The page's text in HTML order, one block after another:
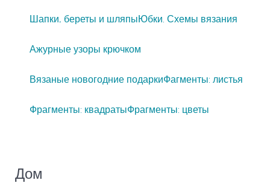
Шапки, береты и шляпыЮбки. Схемы вязания
Ажурные узоры крючком
Вязаные новогодние подаркиФагменты: листья
Фрагменты: квадратыФрагменты: цветы
Дом